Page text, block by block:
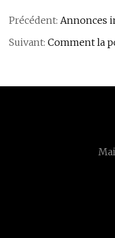
Précédent: Annonces
Suivant: Comment la